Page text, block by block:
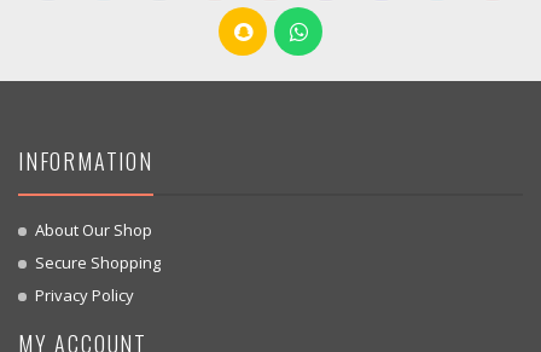
INFORMATION
About Our Shop
Secure Shopping
Privacy Policy
MY ACCOUNT